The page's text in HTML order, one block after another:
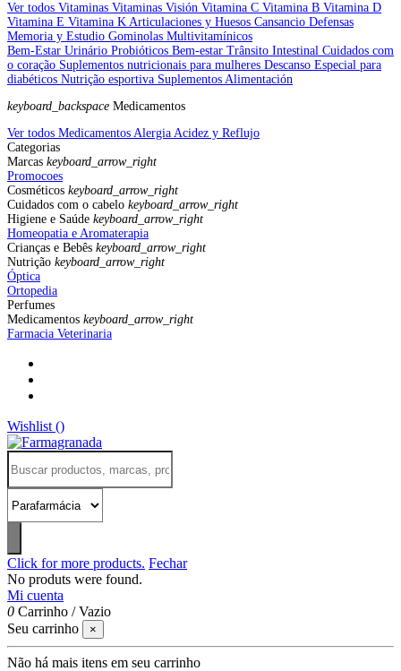
Ver todos Vitaminas Vitaminas Visión Vitamina C Vitamina B Vitamina D
Vitamina E Vitamina K Articulaciones y Huesos Cansancio Defensas
Memoria y Estudio Gominolas Multivitamínicos
Bem-Estar Urinário Probióticos Bem-estar Trânsito Intestinal Cuidados com
o coração Suplementos nutricionais para mulheres Descanso Especial para
diabéticos Nutrição esportiva Suplementos Alimentación
keyboard_backspace Medicamentos
Ver todos Medicamentos Alergia Acidez y Reflujo
Categorias
Marcas keyboard_arrow_right
Promocoes
Cosméticos keyboard_arrow_right
Cuidados com o cabelo keyboard_arrow_right
Higiene e Saúde keyboard_arrow_right
Homeopatia e Aromaterapia
Crianças e Bebês keyboard_arrow_right
Nutrição keyboard_arrow_right
Óptica
Ortopedia
Perfumes
Medicamentos keyboard_arrow_right
Farmacia Veterinaria
Wishlist ()
Click for more products. Fechar
No produts were found.
Mi cuenta
0 Carrinho /Vazio
Seu carrinho
×
Não há mais itens em seu carrinho